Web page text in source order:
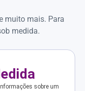
muito mais. Para
medida.
sobre um